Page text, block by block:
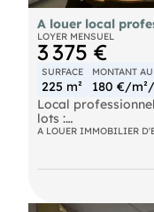
A louer local
LOYER MENSUEL
3 375 €
SURFACE
225 m²
MONTANT AU
180 €/
Local
lots :
- LOT 1 au RDC,
Parties communes
sanitaires, 25
Loyer 3 375 € HT/
sur charges (à
A LOUER IMMOBILIER